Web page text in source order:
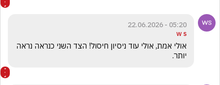
05:20 - 22.06.2026
w s
יותר.